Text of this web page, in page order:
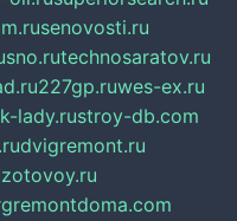
senovosti.ru
technosaratov.ru
227gp.ruwes-ex.ru
lady.rustroy-db.com
dvigremont.ru
remontdoma.com